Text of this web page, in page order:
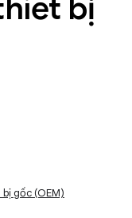
bị
gốc (OEM)